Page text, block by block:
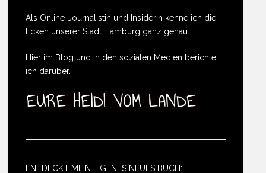
Als Online-Journalistin und Insiderin kenne ich die
Ecken unserer Stadt Hamburg ganz genau.
Hier im Blog und in den sozialen Medien berichte
ich darüber.
ENTDECKT MEIN EIGENES NEUES BUCH: